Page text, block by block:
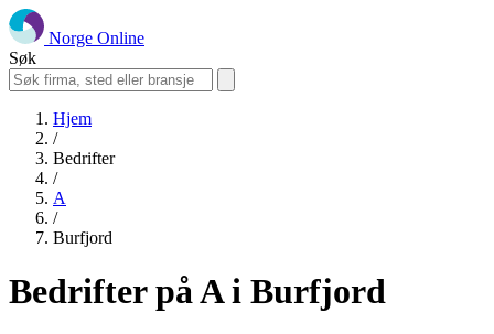
Norge Online
Søk
Hjem
/
Bedrifter
/
A
/
Burfjord
Bedrifter på A i Burfjord